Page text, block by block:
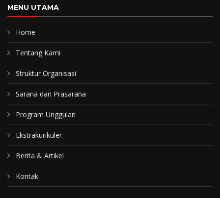
MENU UTAMA
Home
Tentang Kami
Struktur Organisasi
Sarana dan Prasarana
Program Unggulan
Ekstrakurikuler
Berita & Artikel
Kontak